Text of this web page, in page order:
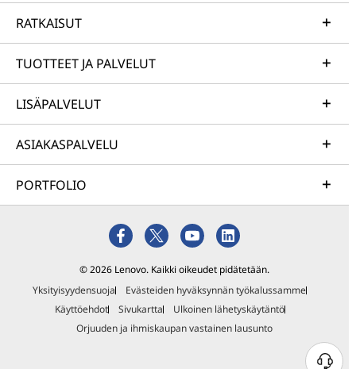
RATKAISUT
TUOTTEET JA PALVELUT
LISÄPALVELUT
ASIAKASPALVELU
PORTFOLIO
© 2026 Lenovo. Kaikki oikeudet pidätetään.
Yksityisyydensuoja
Evästeiden hyväksynnän työkalussamme
Käyttöehdot
Sivukartta
Ulkoinen lähetyskäytäntö
Orjuuden ja ihmiskaupan vastainen lausunto